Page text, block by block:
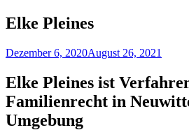
Elke Pleines
Dezember 6, 2020August 26, 2021
Elke Pleines ist
Familienrecht in
Umgebung